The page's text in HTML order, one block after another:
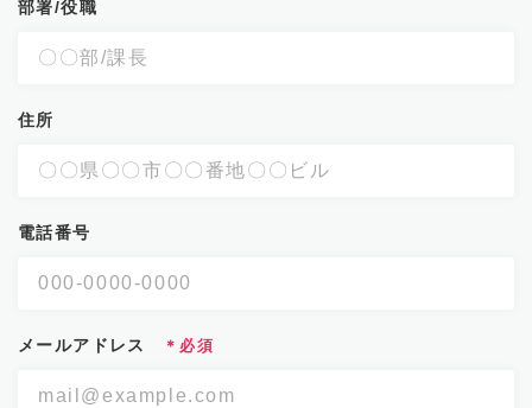
部署/役職
住所
電話番号
メールアドレス